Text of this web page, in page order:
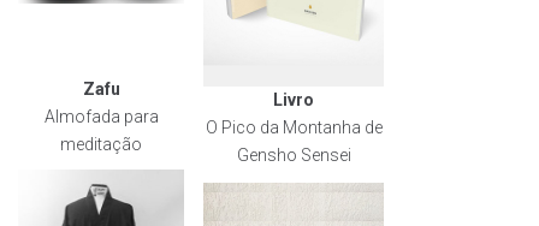
Zafu
Almofada para
meditação
Livro
O Pico da Montanha de
Gensho Sensei